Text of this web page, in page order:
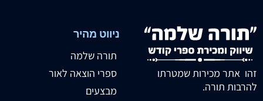
זהו אתר מכירות שמטרתו
להרבות תורה.
ניווט מהיר
תורה שלמה
ספרי הוצאה לאור
מבצעים